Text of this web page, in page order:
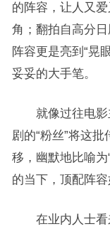
的阵容，让人又
角；翻拍自高分
阵容更是亮到“晃
妥妥的大手笔。
就像过往电影
剧的“粉丝”将这
移，幽默地比喻
的当下，顶配阵
在业内人士看